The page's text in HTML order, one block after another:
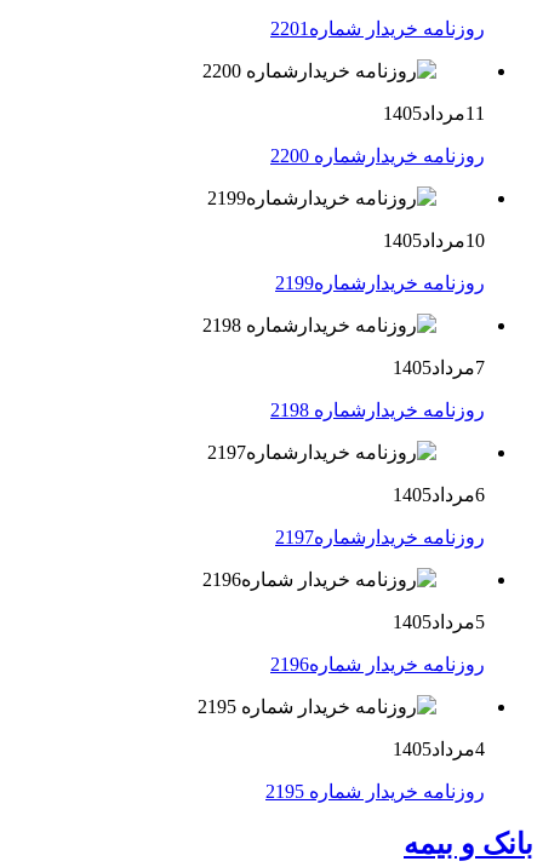
روزنامه خریدار شماره2201
11مرداد1405
روزنامه خریدارشماره 2200
10مرداد1405
روزنامه خریدارشماره2199
7مرداد1405
روزنامه خریدارشماره 2198
6مرداد1405
روزنامه خریدارشماره2197
5مرداد1405
روزنامه خریدار شماره2196
4مرداد1405
روزنامه خریدار شماره 2195
بانک و بیمه